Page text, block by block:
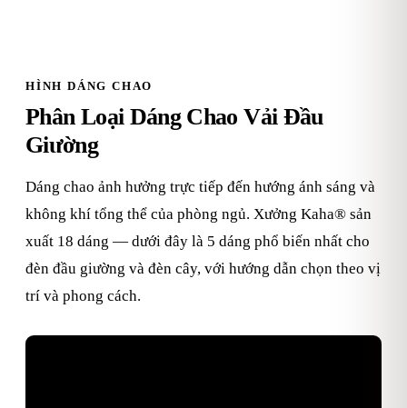
HÌNH DÁNG CHAO
Phân Loại Dáng Chao Vải Đầu
Giường
Dáng chao ảnh hưởng trực tiếp đến hướng ánh sáng và
không khí tổng thể của phòng ngủ. Xưởng Kaha® sản
xuất 18 dáng — dưới đây là 5 dáng phổ biến nhất cho
đèn đầu giường và đèn cây, với hướng dẫn chọn theo vị
trí và phong cách.